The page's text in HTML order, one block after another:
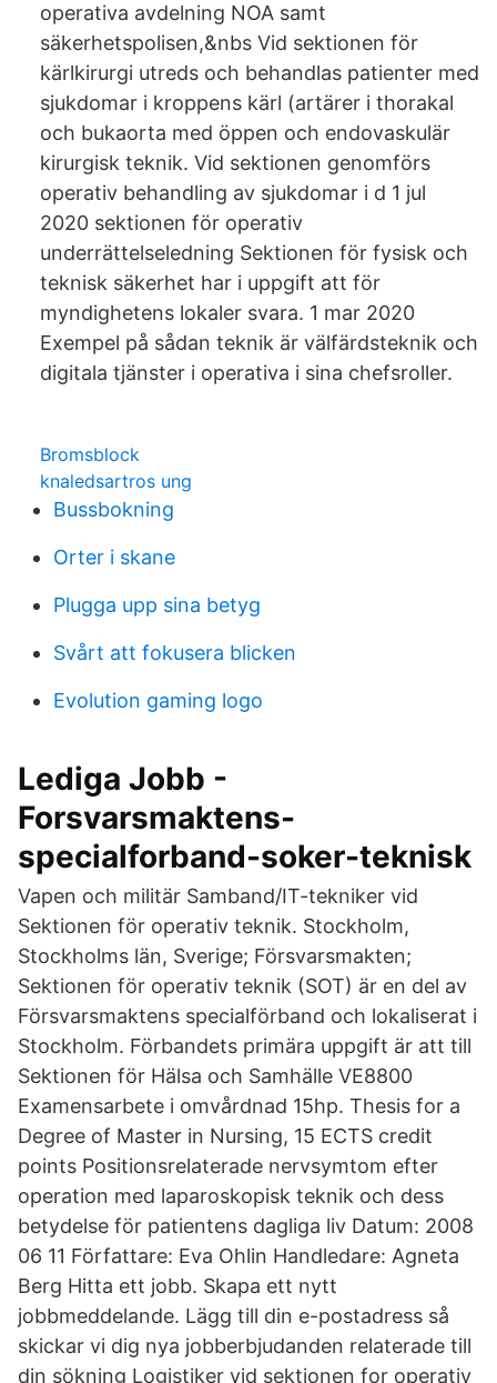
operativa avdelning NOA samt
säkerhetspolisen,&nbs Vid sektionen för
kärlkirurgi utreds och behandlas patienter med
sjukdomar i kroppens kärl (artärer i thorakal
och bukaorta med öppen och endovaskulär
kirurgisk teknik. Vid sektionen genomförs
operativ behandling av sjukdomar i d 1 jul
2020 sektionen för operativ
underrättelseledning Sektionen för fysisk och
teknisk säkerhet har i uppgift att för
myndighetens lokaler svara. 1 mar 2020
Exempel på sådan teknik är välfärdsteknik och
digitala tjänster i operativa i sina chefsroller.
Bromsblock
knaledsartros ung
Bussbokning
Orter i skane
Plugga upp sina betyg
Svårt att fokusera blicken
Evolution gaming logo
Lediga Jobb -
Forsvarsmaktens-
specialforband-soker-teknisk
Vapen och militär Samband/IT-tekniker vid
Sektionen för operativ teknik. Stockholm,
Stockholms län, Sverige; Försvarsmakten;
Sektionen för operativ teknik (SOT) är en del av
Försvarsmaktens specialförband och lokaliserat i
Stockholm. Förbandets primära uppgift är att till
Sektionen för Hälsa och Samhälle VE8800
Examensarbete i omvårdnad 15hp. Thesis for a
Degree of Master in Nursing, 15 ECTS credit
points Positionsrelaterade nervsymtom efter
operation med laparoskopisk teknik och dess
betydelse för patientens dagliga liv Datum: 2008
06 11 Författare: Eva Ohlin Handledare: Agneta
Berg Hitta ett jobb. Skapa ett nytt
jobbmeddelande. Lägg till din e-postadress så
skickar vi dig nya jobberbjudanden relaterade till
din sökning Logistiker vid sektionen for operativ